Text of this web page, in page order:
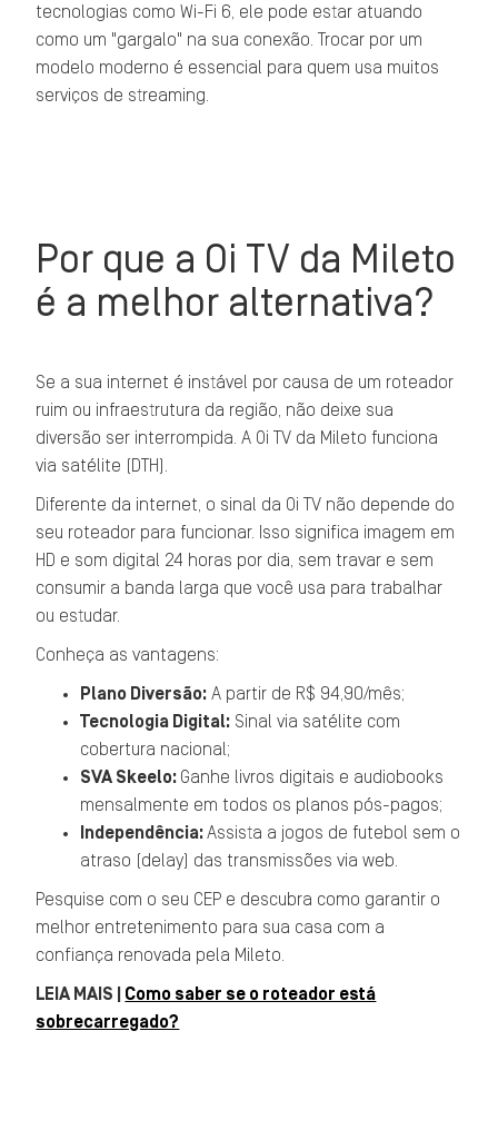
tecnologias como Wi-Fi 6, ele pode estar atuando
como um "gargalo" na sua conexão. Trocar por um
modelo moderno é essencial para quem usa muitos
serviços de streaming.
Por que a Oi TV da Mileto
é a melhor alternativa?
Se a sua internet é instável por causa de um roteador
ruim ou infraestrutura da região, não deixe sua
diversão ser interrompida. A Oi TV da Mileto funciona
via satélite (DTH).
Diferente da internet, o sinal da Oi TV não depende do
seu roteador para funcionar. Isso significa imagem em
HD e som digital 24 horas por dia, sem travar e sem
consumir a banda larga que você usa para trabalhar
ou estudar.
Conheça as vantagens:
Plano Diversão: A partir de R$ 94,90/mês;
Tecnologia Digital: Sinal via satélite com
cobertura nacional;
SVA Skeelo: Ganhe livros digitais e audiobooks
mensalmente em todos os planos pós-pagos;
Independência:Assista a jogos de futebol sem o
atraso (delay) das transmissões via web.
Pesquise com o seu CEP e descubra como garantir o
melhor entretenimento para sua casa com a
confiança renovada pela Mileto.
LEIA MAIS | Como saber se o roteador está
sobrecarregado?